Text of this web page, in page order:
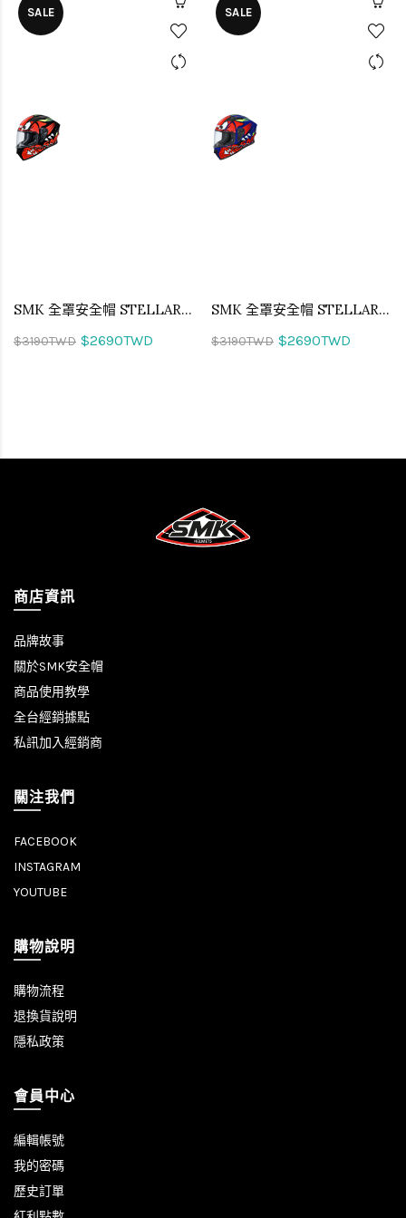
SALE
SMK 全罩安全帽 STELLAR MONSTER 小怪物 GL231
$3190TWD $2690TWD
SALE
SMK 全罩安全帽 STELLAR MONSTER 小怪物 GL531
$3190TWD $2690TWD
商店資訊
品牌故事
關於SMK安全帽
商品使用教學
全台經銷據點
私訊加入經銷商
關注我們
FACEBOOK
INSTAGRAM
YOUTUBE
購物說明
購物流程
退換貨說明
隱私政策
會員中心
編輯帳號
我的密碼
歷史訂單